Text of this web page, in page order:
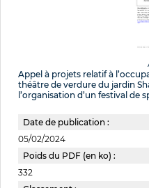
Appel à projets relatif à
théâtre de verdure du jardin
l’organisation d’un festival de
Date de publication :
05/02/2024
Poids du PDF (en ko) :
332